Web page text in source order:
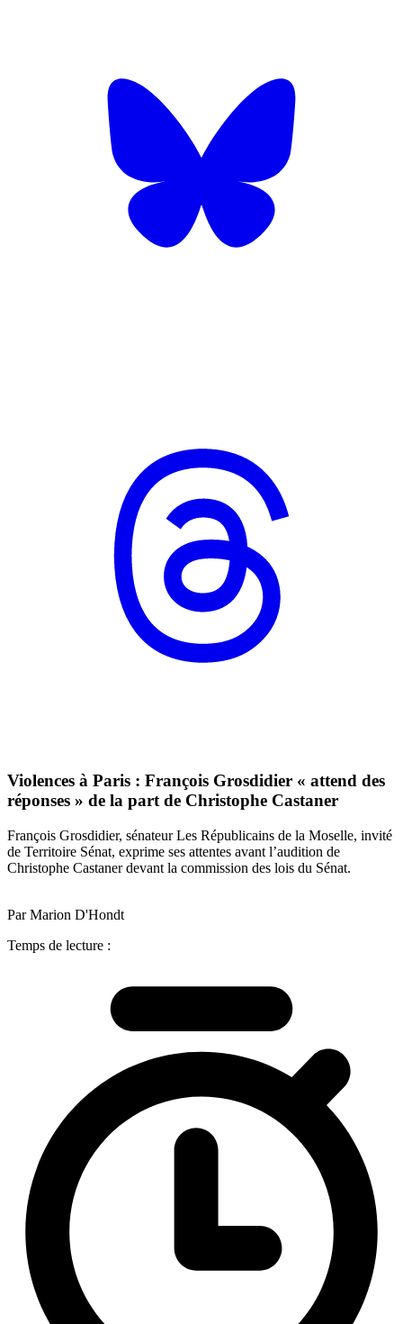
Violences à Paris : François Grosdidier « attend des
réponses » de la part de Christophe Castaner
François Grosdidier, sénateur Les Républicains de la Moselle, invité
de Territoire Sénat, exprime ses attentes avant l’audition de
Christophe Castaner devant la commission des lois du Sénat.
Par Marion D'Hondt
Temps de lecture :